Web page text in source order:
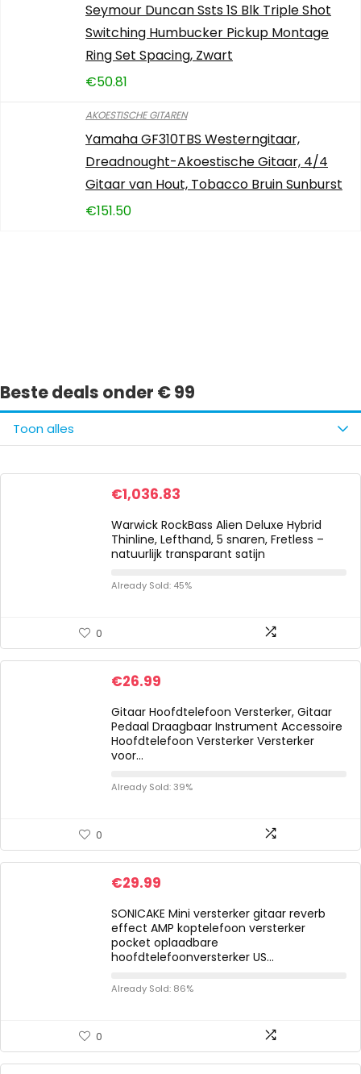
Seymour Duncan Ssts 1S Blk Triple Shot
Switching Humbucker Pickup Montage
Ring Set Spacing, Zwart
€50.81
AKOESTISCHE GITAREN
Yamaha GF310TBS Westerngitaar,
Dreadnought-Akoestische Gitaar, 4/4
Gitaar van Hout, Tobacco Bruin Sunburst
€151.50
Beste deals onder € 99
Toon alles
€1,036.83
Warwick RockBass Alien Deluxe Hybrid
Thinline, Lefthand, 5 snaren, Fretless –
natuurlijk transparant satijn
Already Sold: 45%
0
€26.99
Gitaar Hoofdtelefoon Versterker, Gitaar
Pedaal Draagbaar Instrument Accessoire
Hoofdtelefoon Versterker Versterker
voor…
Already Sold: 39%
0
€29.99
SONICAKE Mini versterker gitaar reverb
effect AMP koptelefoon versterker
pocket oplaadbare
hoofdtelefoonversterker US…
Already Sold: 86%
0